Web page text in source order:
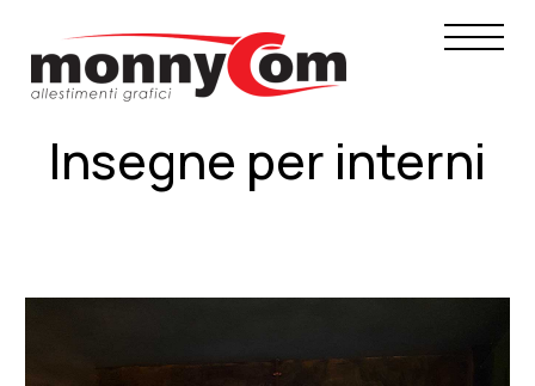
Insegne per interni